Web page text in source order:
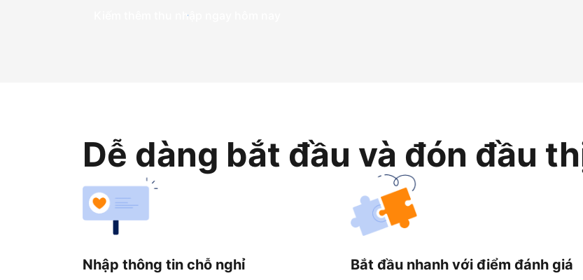
Kiếm thêm thu nhập ngay hôm nay
Dễ dàng bắt đầu và đón đầu
Nhập thông tin chỗ nghỉ Bắt đầu nhanh với điểm đánh giá